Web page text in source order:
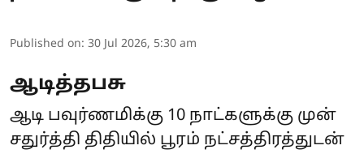
Published on: 30 Jul 2026, 5:30 am
ஆடித்தபசு
ஆடி பவுர்ணமிக்கு 10 நாட்களுக்கு முன்
சதுர்த்தி திதியில் பூரம் நட்சத்திரத்துடன்